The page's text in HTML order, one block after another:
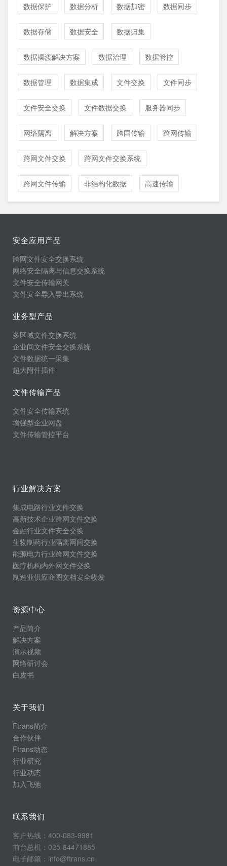
数据保护 数据分析 数据加密 数据同步
数据存储 数据安全 数据归集
数据摆渡解决方案 数据治理 数据管控
数据管理 数据集成 文件交换 文件同步
文件安全交换 文件数据交换 服务器同步
网络隔离 解决方案 跨国传输 跨网传输
跨网文件交换 跨网文件交换系统
跨网文件传输 非结构化数据 高速传输
安全应用产品
跨网文件安全交换系统
网络安全隔离与信息交换系统
文件安全传输网关
文件安全导入导出系统
业务型产品
多区域文件交换系统
企业间文件安全交换系统
文件数据统一采集
超大附件插件
文件传输产品
文件安全传输系统
增强型企业网盘
文件传输管控平台
行业解决方案
集成电路行业文件交换
高新技术企业跨网文件交换
金融行业文件安全交换
生物制药行业隔离网间交换
能源电力行业跨网文件交换
医疗机构内外网文件交换
制造业供应商图文档安全收发
资源中心
产品简介
解决方案
演示视频
网络研讨会
白皮书
关于我们
Ftrans简介
合作伙伴
Ftrans动态
行业研究
行业动态
加入飞驰
联系我们
客户热线：400-083-9981
前台总机：025-84471885
电子邮箱：info@ftrans.cn